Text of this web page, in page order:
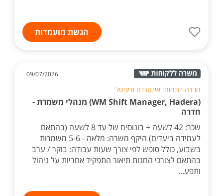
הגשת מועמדות
09/07/2026
חברה בתחום: אינטרנט ודיגיטל
(WM Shift Manager, Hadera) מנהלי משמרת -
חדרה
שכר: 42 לשעה + בונוסים של עד 8 לשעה (בהתאם
לעמידה ביעדים) היקף משרה: מלאה - 5-6 משמרות
בשבוע, כולל סופש לפי צורך שעות עבודה: בוקר / ערב
בהתאם לצורכי החנות תיאור התפקיד אחריות על ניהול
ותפע...